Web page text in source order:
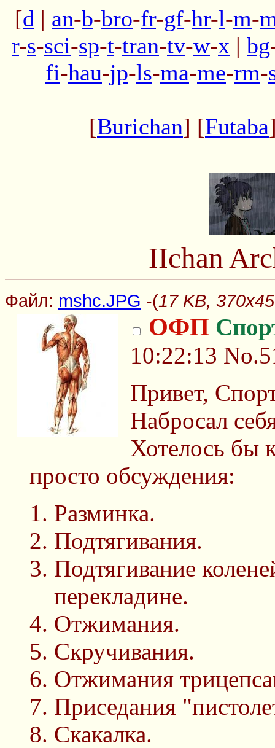
[d | an-b-bro-fr-gf-hr-l-m-
r-s-sci-sp-t-tran-tv-w-x | bg
fi-hau-jp-ls-ma-me-rm-
[Burichan] [Futaba
IIchan
Файл: mshc.JPG -(17 KB,
ОФП
10:22:13
Привет,
Набросал
Хотелось бы
просто обсуждения:
Разминка.
Подтягивания.
Подтягивание
перекладине.
Отжимания.
Скручивания.
Отжимания
Приседания
Скакалка.